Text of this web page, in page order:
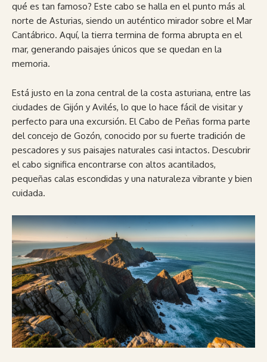
qué es tan famoso? Este cabo se halla en el punto más al
norte de Asturias, siendo un auténtico mirador sobre el Mar
Cantábrico. Aquí, la tierra termina de forma abrupta en el
mar, generando paisajes únicos que se quedan en la
memoria.
Está justo en la zona central de la costa asturiana, entre las
ciudades de Gijón y Avilés, lo que lo hace fácil de visitar y
perfecto para una excursión. El Cabo de Peñas forma parte
del concejo de Gozón, conocido por su fuerte tradición de
pescadores y sus paisajes naturales casi intactos. Descubrir
el cabo significa encontrarse con altos acantilados,
pequeñas calas escondidas y una naturaleza vibrante y bien
cuidada.